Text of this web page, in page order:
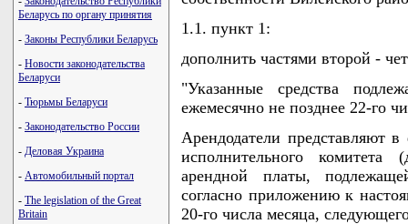
Беларусь по органу принятия
- Законы Республики Беларусь
- Новости законодательства
Беларуси
- Тюрьмы Беларуси
- Законодательство России
- Деловая Украина
- Автомобильный портал
- The legislation of the Great
Britain
1.1. пункт 1:
дополнить частями второй -
"Указанные средства
ежемесячно не позднее 22-го
Арендодатели представляют
исполнительного
арендной платы,
согласно приложению к
20-го числа месяца,